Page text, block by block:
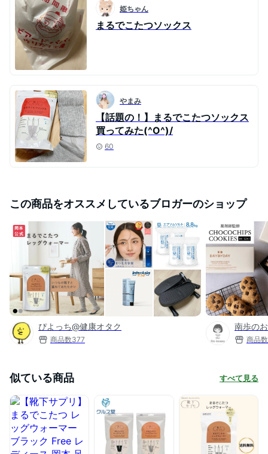
姫ちゃん
まるでこたつソックス
やまみ
【話題の！】まるでこたつソックス
買ってみた(^O^)/
60
この商品をオススメしているブロガーのショップ
ぴよっち@健康オタク
商品数377
南歩の
商品数
似ている商品 すべて見る